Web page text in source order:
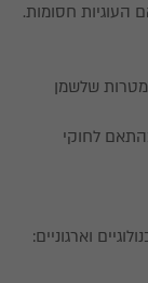
העוגיות חסומות.
שלשמן
בהתאם לחוקי
וארגוניים: